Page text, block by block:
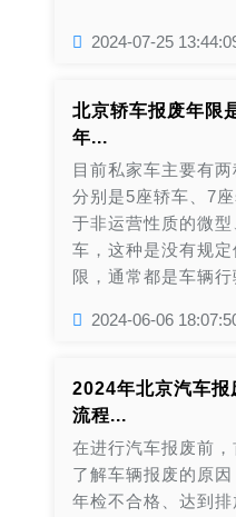
2024-07-25
北京轿车报废年限
年...
目前私家车主要有两
分别是5座轿车、7
于非运营性质的微
车，这种是没有规定
限，通常都是车辆行
报废。如果车辆行驶
60万公里，每年都需
年检2次，一旦检验
需要对车辆进行报废
2024-06-06
2024年北京汽车报
流程...
在进行汽车报废前
了解车辆报废的原因
年检不合格、达到排